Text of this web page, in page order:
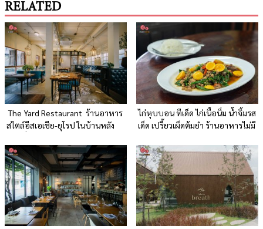
RELATED
The Yard Restaurant ร้านอาหาร
สไตล์อีสเอเชีย-ยุโรป ในบ้านหลัง
ไก่หุบบอน ทีเด็ด ไก่เนื้อนิ่ม น้ำจิ้มรส
เด็ด เปรี้ยวเผ็ดต้มยำ ร้านอาหารไม่มี